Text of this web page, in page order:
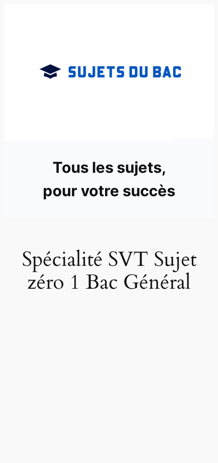
Tous les sujets,
pour votre succès
Spécialité SVT Sujet
zéro 1 Bac Général